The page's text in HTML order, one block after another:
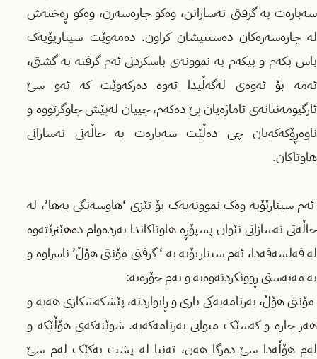
سەبارەت بە گرفتی نەسازانن، وەکو چارەسەرن، وەکو ڕەخنەش
لە چارەسەرەکان دەستنیشان کراون. دەمەوێت سیناریۆیەک
باس بکەم و بیکەم بە نموونەی باسکردنی ئەم گرفتە بە گشتی،
ئەمە بۆ ئەوەی لەگەڵیدا ئەوە دەرکەوێت کە ئەو سێ
ئارگیومەنتانەی ئاماژەیان پێ دەکەم، چییان لەپێش چاوگرتووە و
ناوەڕۆکەکەیان چی دەڵێت سەبارەت بە حاڵەتی نەسازانی
هاوتاکان.
ئەم سینارێۆیە وەک نموونەیەک بۆ تێزی ‘هاوسەنگی بەها’، لە
حاڵەتی نەسازانی نێوان پسپۆڕە هاوتاکاندا بەردەوام دەهێنرێتەوە
لە فەلسەفەدا، ئەم سیناریۆیە بە ‘ گرفتی مۆنتی هۆڵ’ ناسراوە و
بە مەبەستی ڕوونکردنەوەیە و بەم جۆرەیە:
مۆنتی هۆڵ، بەرنامەیەکی یاری و ڕابواردنە، پێشکەشکاری هەیە و
هەر جارە و کەسێک میوانی بەرنامەکەیە. شوێنەکەی هۆڵێکە و
لەم هۆڵەدا سێ دەرگا هەن، تەنیا لە پشت یەکێک لەم سێ